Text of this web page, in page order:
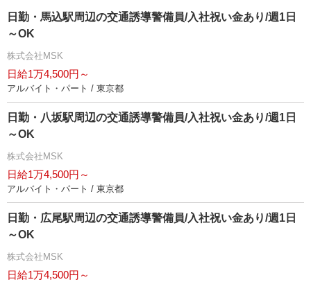
日勤・馬込駅周辺の交通誘導警備員/入社祝い金あり/週1日
～OK
株式会社MSK
日給1万4,500円～
アルバイト・パート / 東京都
日勤・八坂駅周辺の交通誘導警備員/入社祝い金あり/週1日
～OK
株式会社MSK
日給1万4,500円～
アルバイト・パート / 東京都
日勤・広尾駅周辺の交通誘導警備員/入社祝い金あり/週1日
～OK
株式会社MSK
日給1万4,500円～